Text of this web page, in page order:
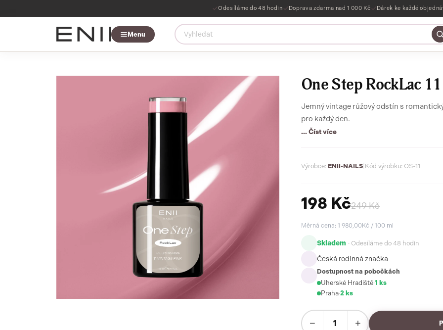
Odesíláme do 48 hodin Doprava zdarma nad 1 000 Kč Dárek ke každé
Menu
One Step RockLac
Jemný vintage růžový odstín s
pro každý den.
... Číst více
Výrobce: ENII-NAILS Kód výrobku: OS-11
198 Kč249 Kč
Měrná cena: 1 980,00Kč / 100 ml
Skladem · Odesíláme do 48 hodin
Česká rodinná značka
Dostupnost na pobočkách
Uherské Hradiště·1 ks
Praha·2 ks
− +